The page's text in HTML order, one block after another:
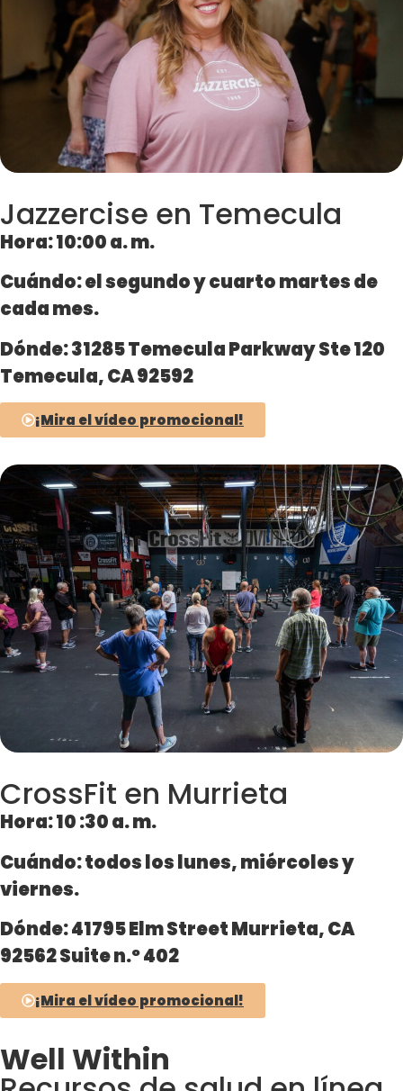
Jazzercise en Temecula
Hora:10:00 a. m.
Cuándo: el segundoy cuarto martes de
cada mes.
Dónde: 31285Temecula Parkway Ste 120
Temecula, CA 92592
¡Mira el vídeo promocional!
CrossFit en Murrieta
Hora: 10:30 a. m.
Cuándo: todoslos lunes, miércoles y
viernes.
Dónde: 41795Elm Street Murrieta, CA
92562 Suite n.º 402
¡Mira el vídeo promocional!
Well Within